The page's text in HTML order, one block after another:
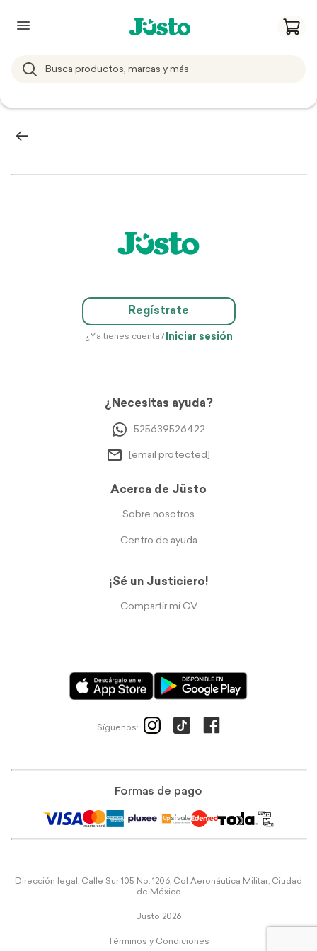
Regístrate
¿Ya tienes cuenta? Iniciar sesión
¿Necesitas ayuda?
525639526422
[email protected]
Acerca de Jüsto
Sobre nosotros
Centro de ayuda
¡Sé un Justiciero!
Compartir mi CV
Síguenos:
Formas de pago
Dirección legal: Calle Sur 105 No. 1206, Col Aeronáutica Militar, Ciudad
de México
Justo 2026
Términos y Condiciones